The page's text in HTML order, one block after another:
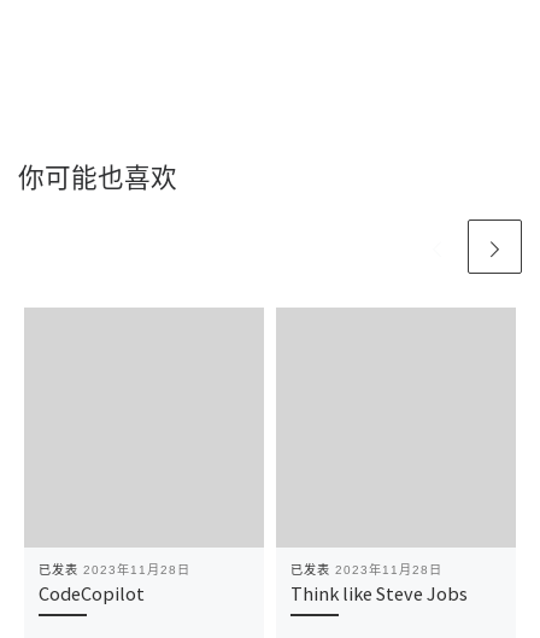
你可能也喜欢
已发表 2023年11月28日
CodeCopilot
已发表 2023年11月28日
Think like Steve Jobs